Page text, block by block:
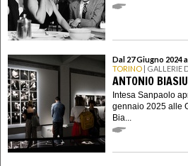
Dal 27 Giugno 2024
TORINO | GALLERIE
ANTONIO
Intesa Sanpaolo
gennaio 2025 alle
Bia...